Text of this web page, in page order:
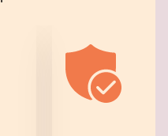
լույս և
և, իհարկե, Janaga
էկրանները կօգնեն